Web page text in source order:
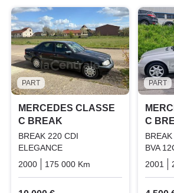
PART
MERCEDES CLASSE
C BREAK
BREAK 220 CDI
ELEGANCE
2000
175 000 Km Diesel
PART
C
BVA
2001